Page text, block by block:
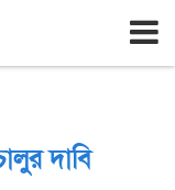
দাবি